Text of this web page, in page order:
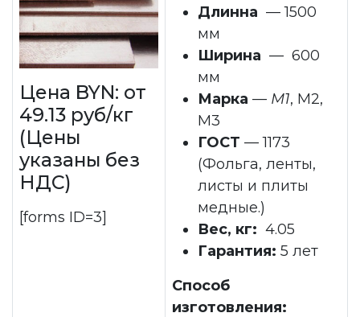
Цена BYN: от
49.13 руб/кг
(Цены
указаны без
НДС)
[forms ID=3]
Длинна — 1500
мм
Ширина — 600
мм
Марка — М1, М2,
М3
ГОСТ — 1173
(Фольга, ленты,
листы и плиты
медные.)
Вес, кг: 4.05
Гарантия: 5 лет
Способ
изготовления: